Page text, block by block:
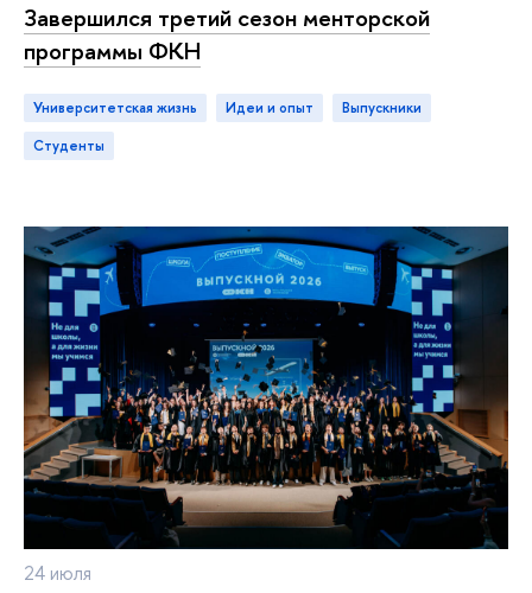
Завершился третий сезон менторской
программы ФКН
Университетская жизнь идеи и опыт
выпускники
студенты
24 июля